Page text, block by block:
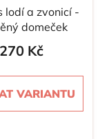
lodí a zvonicí -
domeček
270 Kč
VARIANTU